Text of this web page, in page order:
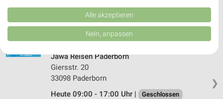
Heute 07:00 - 22:00 Uhr |
12,74 km • Angebote: 4 Prospekte
❯
Jawa Reisen Paderborn
Giersstr. 20
33098 Paderborn
Heute 09:00 - 17:00 Uhr |
Geschlossen
Kombinationen von Daten aus verschiedenen Quellen. Entwicklung und
Verbesserung der Angebote. Verwendung reduzierter Daten zur Auswahl
von Inhalten.
Daten können außerhalb der Europäischen Union weitergegeben und in die
Website/App.
Partnerliste anzeigen (1 IAB-Anbieter)
Wir nutzen Ihre Daten für folgende Zwecke:
IAB-Verarbeitungszwecke:
Alle akzeptieren
Nein, anpassen